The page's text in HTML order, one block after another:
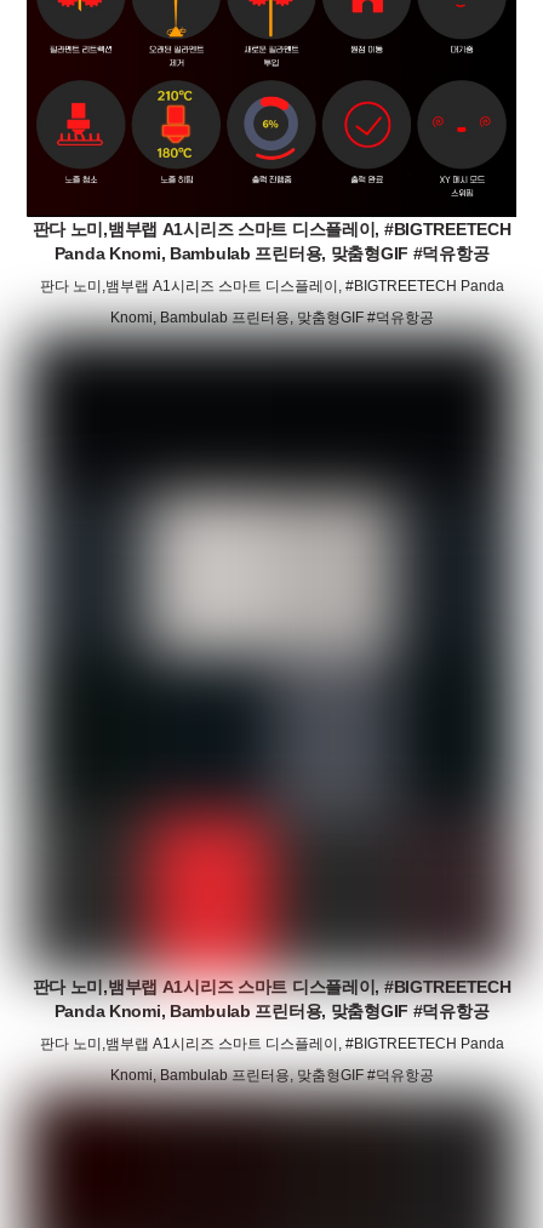
판다 노미,뱀부랩 A1시리즈 스마트 디스플레이, #BIGTREETECH
Panda Knomi, Bambulab 프린터용, 맞춤형GIF #덕유항공
판다 노미,뱀부랩 A1시리즈 스마트 디스플레이, #BIGTREETECH Panda
Knomi, Bambulab 프린터용, 맞춤형GIF #덕유항공
판다 노미,뱀부랩 A1시리즈 스마트 디스플레이, #BIGTREETECH
Panda Knomi, Bambulab 프린터용, 맞춤형GIF #덕유항공
판다 노미,뱀부랩 A1시리즈 스마트 디스플레이, #BIGTREETECH Panda
Knomi, Bambulab 프린터용, 맞춤형GIF #덕유항공